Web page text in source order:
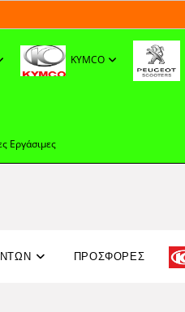
KYMCO
Εργάσιμες
ΠΡΟΣΦΟΡΈΣ